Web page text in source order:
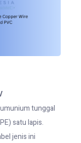
tunggal
satu lapis.
jenis ini